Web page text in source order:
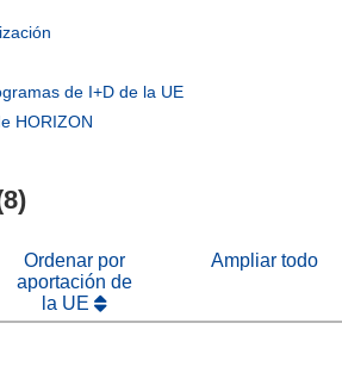
nueva
de I+D de la UE
HORIZON
Ordenar por
aportación de
la UE
Ampliar todo